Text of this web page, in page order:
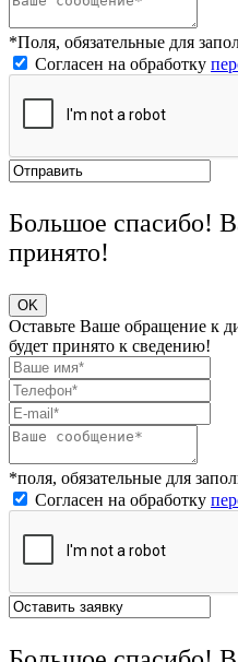
*Поля, обязательные для
Согласен на обработку
Большое спасибо!
принято!
OK
Оставьте Ваше обращение к
будет принято к сведению!
*поля, обязательные для
Согласен на обработку